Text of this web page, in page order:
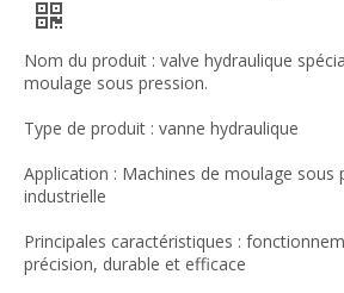
Nom du produit : valve hydraulique
moulage sous pression.
Type de produit : vanne hydraulique
Application : Machines de moulage sous
industrielle
Principales caractéristiques :
précision, durable et efficace